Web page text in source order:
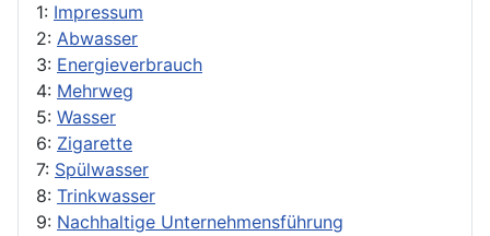
1: Impressum
2: Abwasser
3: Energieverbrauch
4: Mehrweg
5: Wasser
6: Zigarette
7: Spülwasser
8: Trinkwasser
9: Nachhaltige Unternehmensführung